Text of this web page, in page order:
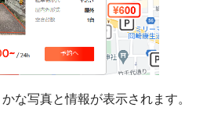
な写真と情報が表示されます。